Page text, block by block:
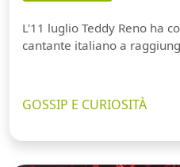
L'11 luglio Teddy Reno ha
cantante italiano a
GOSSIP E CURIOSITÀ